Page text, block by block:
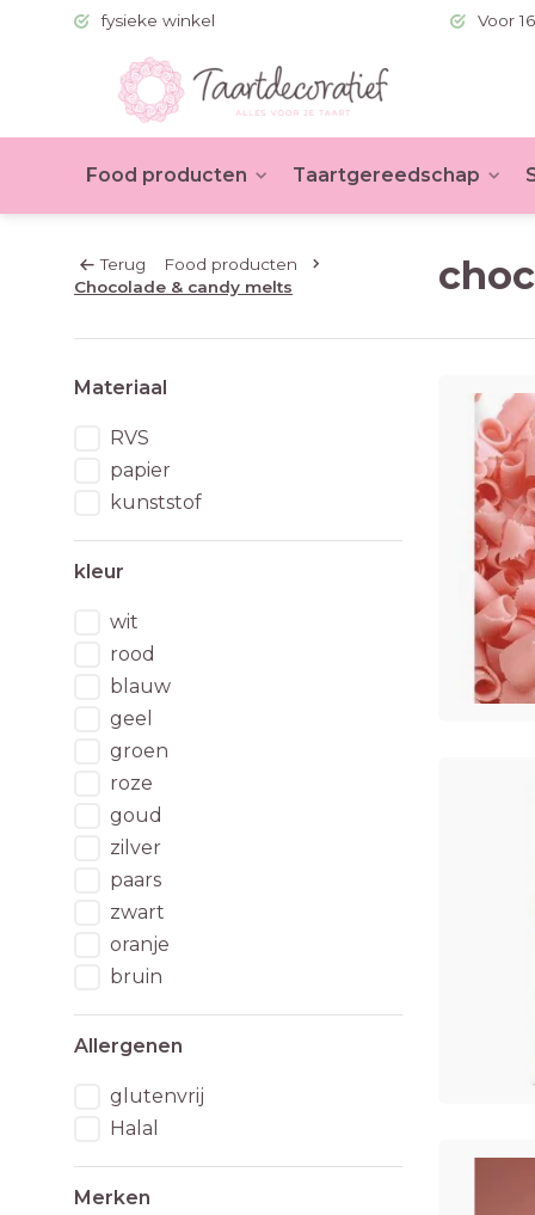
fysieke winkel Voor
Food producten Taartgereedschap
Terug
Food producten
Chocolade & candy melts
Materiaal
RVS
papier
kunststof
kleur
wit
rood
blauw
geel
groen
roze
goud
zilver
paars
zwart
oranje
bruin
Allergenen
glutenvrij
Halal
Merken